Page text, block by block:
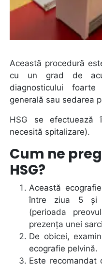
Această procedură
cu un grad de
diagnosticului
generală sau sedarea
HSG se efectuează
necesită spitalizare).
Cum ne
HSG?
Această
între ziua 5 și
(perioada
prezența unei
De obicei,
ecografie pelvină.
Este recomandat